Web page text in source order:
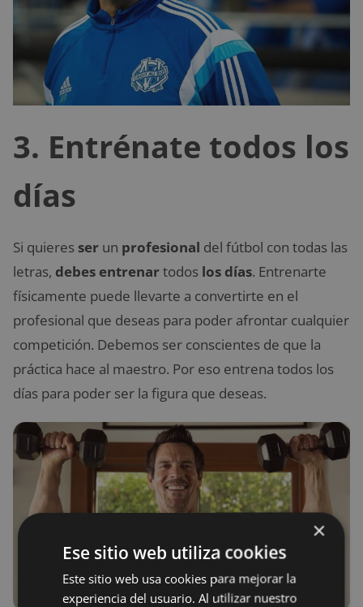
3. Entrénate todos los
días
Si quieres ser un profesional del fútbol con todas las
letras, debes entrenartodos los días. Entrenarte
físicamente puede llevarte a convertirte en el
profesional que deseas para poder afrontar cualquier
competición. Debemos ser conscientes de que la
práctica hace al maestro. Por eso entrena todos los
días para poder ser la figura que deseas.
×
Ese sitio web utiliza cookies
Este sitio web usa cookies para mejorar la
experiencia del usuario. Al utilizar nuestro